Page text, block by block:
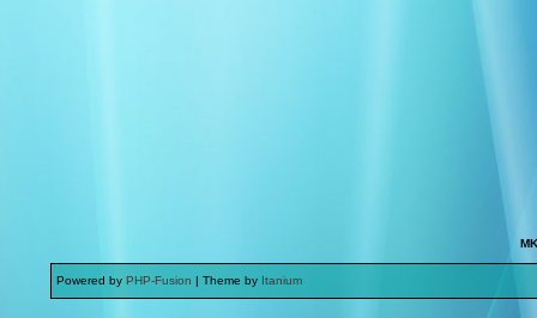
Powered by PHP-Fusion | Theme by Itanium